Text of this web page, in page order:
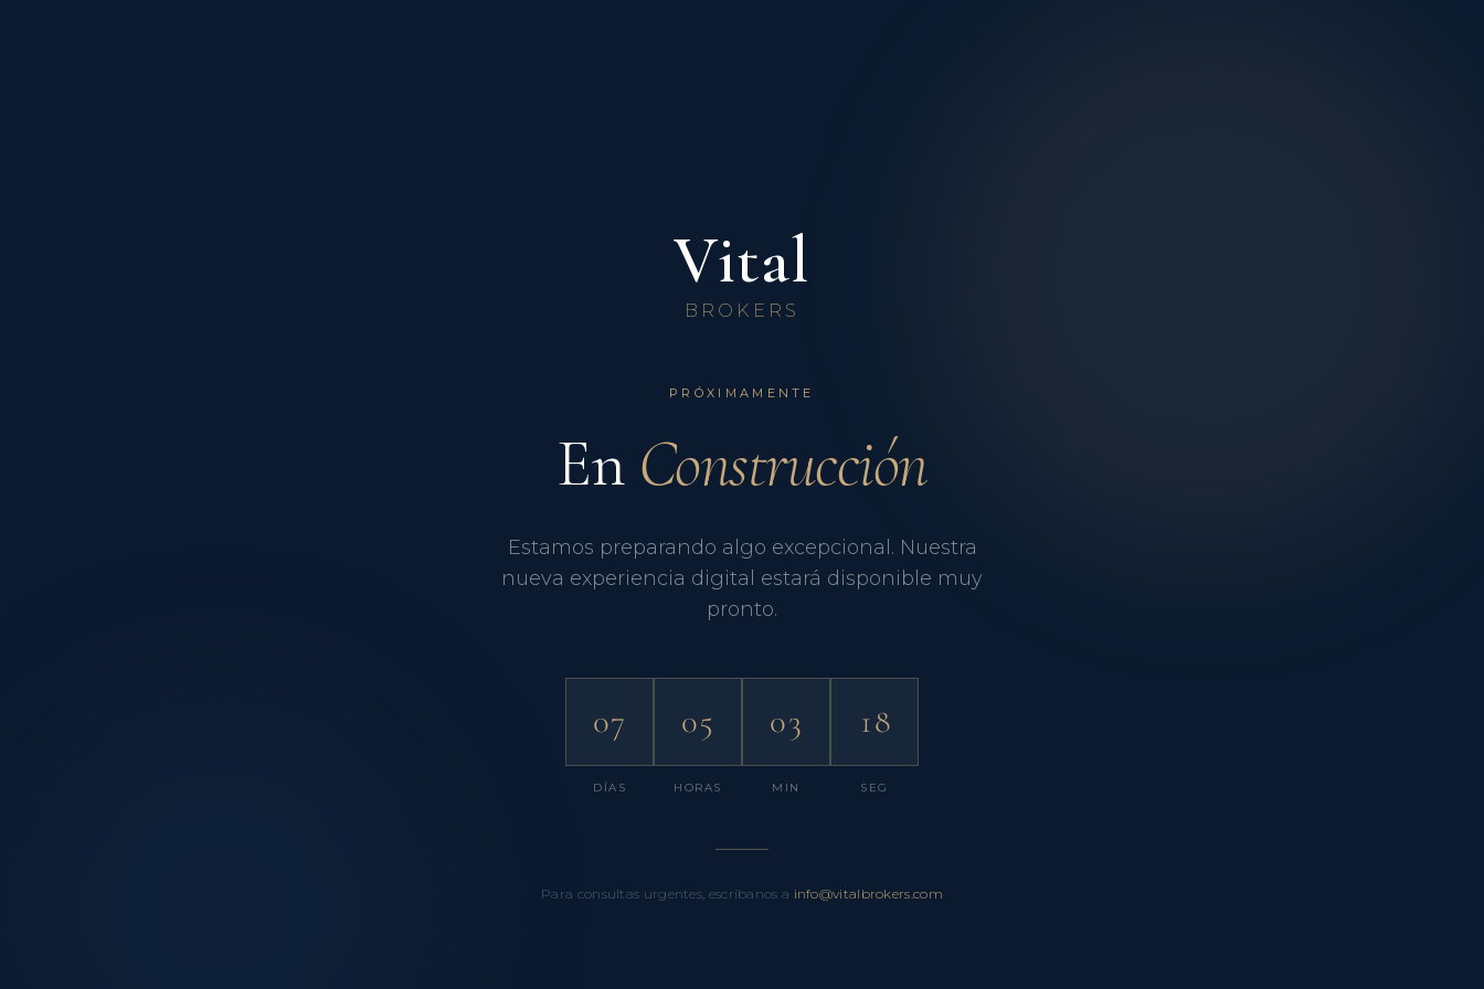
Vital
BROKERS
PRÓXIMAMENTE
En Construcción
Estamos preparando algo excepcional. Nuestra
nueva experiencia digital estará disponible muy
pronto.
07
DÍAS
05
HORAS
03
MIN
18
SEG
Para consultas urgentes, escríbanos a info@vitalbrokers.com